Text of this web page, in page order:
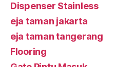
Dispenser Stainless
eja taman jakarta
eja taman tangerang
Flooring